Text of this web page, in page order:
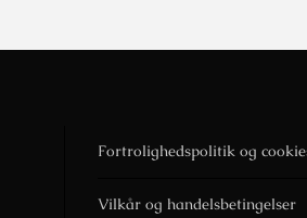
Fortrolighedspolitik og
Vilkår og handelsbetingelser